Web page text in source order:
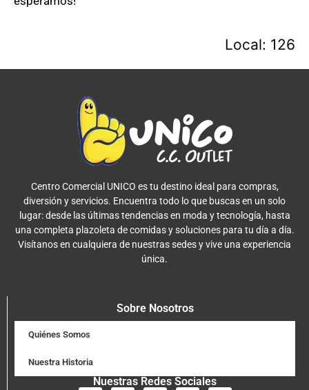
Local: 126
Centro Comercial UNICO es tu destino ideal para compras,
diversión y servicios. Encuentra todo lo que buscas en un solo
lugar: desde las últimas tendencias en moda y tecnología, hasta
una completa plazoleta de comidas y soluciones para tu día a día.
Visítanos en cualquiera de nuestras sedes y vive una experiencia
única.
Sobre Nosotros
Quiénes Somos
Nuestra Historia
Nuestras Redes Sociales